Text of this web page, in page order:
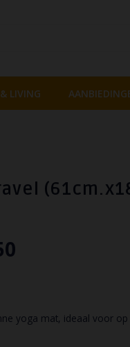
LIVING
yoga mat, ideaal voor